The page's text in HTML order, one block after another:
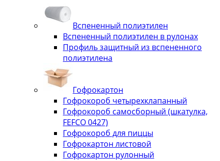
Вспененный полиэтилен
Вспененный полиэтилен в рулонах
Профиль защитный из вспененного
полиэтилена
Гофрокартон
Гофрокороб четырехклапанный
Гофрокороб самосборный (шкатулка,
FEFCO 0427)
Гофрокороб для пиццы
Гофрокартон листовой
Гофрокартон рулонный